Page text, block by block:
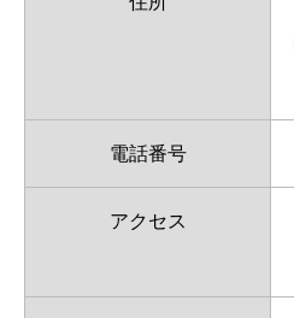
電話番号
アクセス